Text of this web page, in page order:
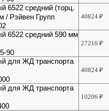
6522 средний (торц.
/ Рэйвен Групп
40824₽
6522 средний 590 мм
90
27216₽
для ЖД транспорта
40824₽
для ЖД транспорта
10206₽